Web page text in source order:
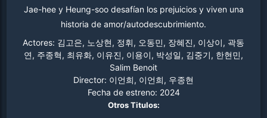
Jae-hee y Heung-soo desafían los prejuicios y viven una
historia de amor/autodescubrimiento.
Actores: 김고은, 노상현, 정휘, 오동민, 장혜진, 이상이, 곽동
연, 주종혁, 최유화, 이유진, 이용이, 박성일, 김중기, 한현민,
Salim Benoit
Director: 이언희, 이언희, 우종현
Fecha de estreno: 2024
Otros Titulos: